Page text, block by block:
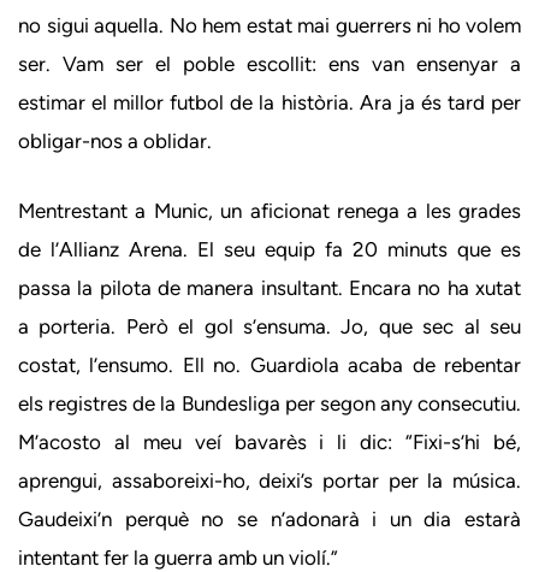
no sigui aquella. No hem estat mai guerrers ni ho volem
ser. Vam ser el poble escollit: ens van ensenyar a
estimar el millor futbol de la història. Ara ja és tard per
obligar-nos a oblidar.
Mentrestant a Munic, un aficionat renega a les grades
de l’Allianz Arena. El seu equip fa 20 minuts que es
passa la pilota de manera insultant. Encara no ha xutat
a porteria. Però el gol s’ensuma. Jo, que sec al seu
costat, l’ensumo. Ell no. Guardiola acaba de rebentar
els registres de la Bundesliga per segon any consecutiu.
M’acosto al meu veí bavarès i li dic: “Fixi-s’hi bé,
aprengui, assaboreixi-ho, deixi’s portar per la música.
Gaudeixi’n perquè no se n’adonarà i un dia estarà
intentant fer la guerra amb un violí.”